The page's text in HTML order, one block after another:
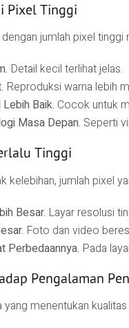
Pixel Tinggi
jumlah pixel
Detail kecil terlihat jelas.
Reproduksi warna lebih
Baik. Cocok untuk
Masa Depan. Seperti
Tinggi
kelebihan, jumlah pixel
Besar. Layar resolusi
Foto dan video
Perbedaannya. Pada
Pengalaman
menentukan